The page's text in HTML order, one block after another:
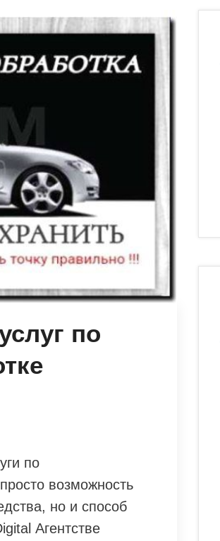
по
по
возможность
но и способ
Агентстве